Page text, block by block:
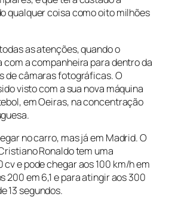
qualquer coisa como oito milhões
as atenções, quando o
com a companheira para dentro da
de câmaras fotográficas. O
visto com a sua nova máquina
em Oeiras, na concentração
no carro, mas já em Madrid. O
Ronaldo tem uma
cv e pode chegar aos 100 km/h em
200 em 6,1 e para atingir aos 300
13 segundos.